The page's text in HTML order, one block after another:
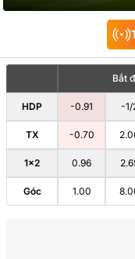
Bắt
HDP -0.91 -1/
TX -0.70
1×2 0.96
Góc 1.00